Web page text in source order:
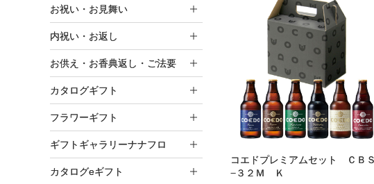
お祝い・お見舞い
内祝い・お返し
お供え・お香典返し・ご法要
カタログギフト
フラワーギフト
ギフトギャラリーナナフロ
カタログeギフト
コエドプレミアムセット ＣＢＳ
−３２Ｍ Ｋ